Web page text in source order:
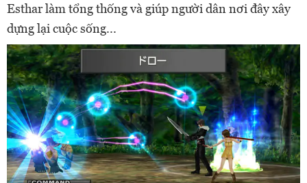
Esthar làm tổng thống và giúp người dân nơi đây xây
dựng lại cuộc sống...